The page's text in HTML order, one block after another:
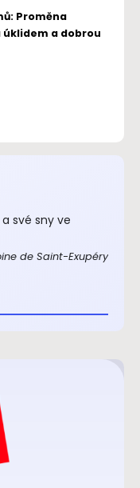
Proměna
a dobrou
své sny ve
de Saint-Exupéry